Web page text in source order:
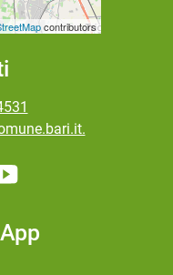
contributors